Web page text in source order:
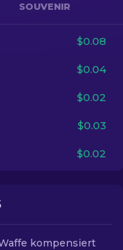
SOUVENIR
$0.08
$0.04
$0.02
$0.03
$0.02
kompensiert